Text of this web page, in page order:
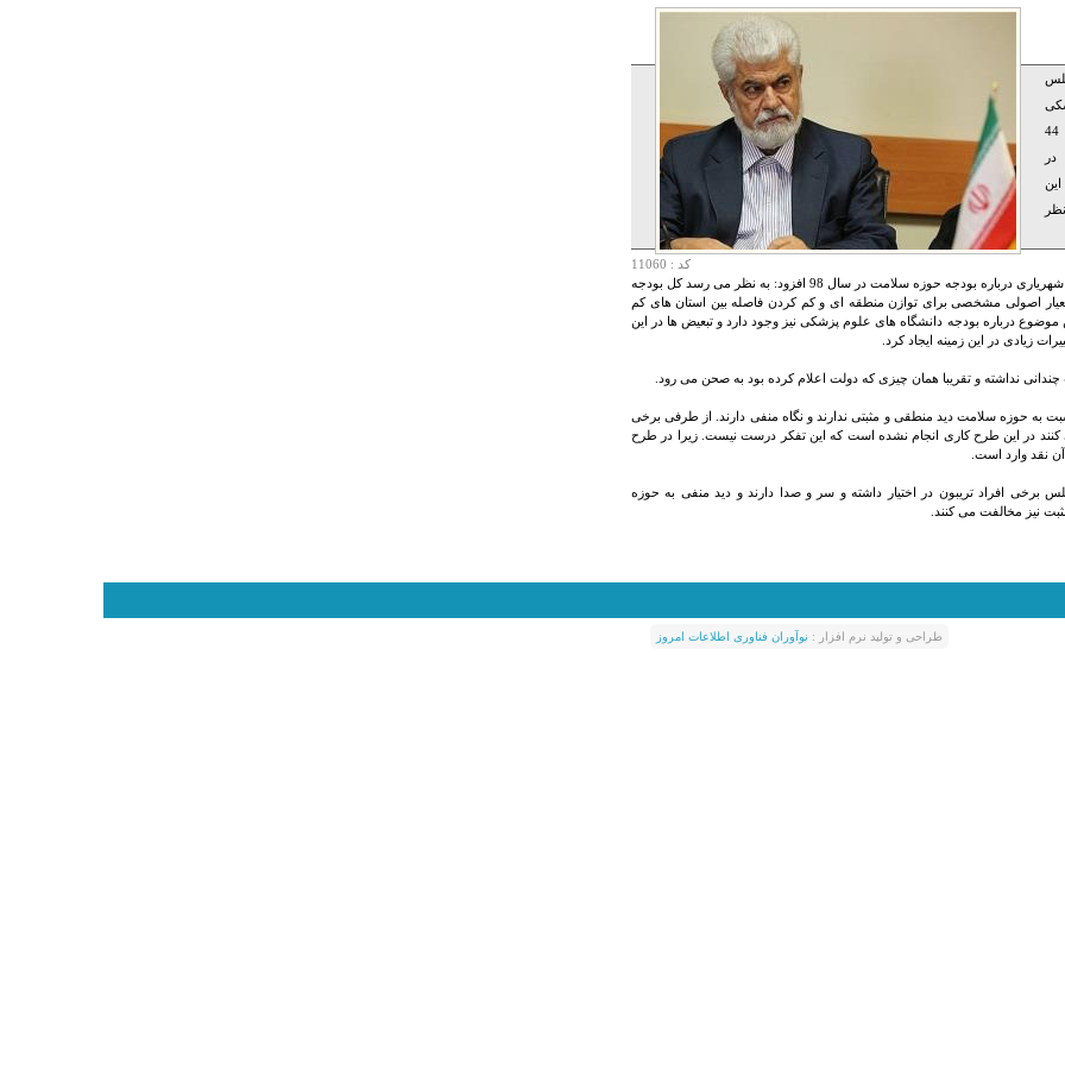
عادلانه نیست و از 18میلیون ریال تا 44
کد : 11060
به گزارش ایران پزشک به نقل از ایرنا، حسین علی شهریاری درباره بودجه حوزه سلامت در سال 98 افزود: به نظر می رسد کل بودجه
اصولی مشخصی برای توازن منطقه ای و کم کردن فاصله بین استان های کم
درباره بودجه دانشگاه های علوم پزشکی نیز وجود دارد و تبعیض ها در این
زیادی در این زمینه ایجاد کرد.
به حوزه سلامت دید منطقی و مثبتی ندارند و نگاه منفی دارند. از طرفی برخی
در این طرح کاری انجام نشده است که این تفکر درست نیست. زیرا در طرح
نقد وارد است.
برخی افراد تریبون در اختیار داشته و سر و صدا دارند و دید منفی به حوزه
نیز مخالفت می کنند.
طراحی و توليد نرم افزار : نوآوران فناوری اطلاعات امروز